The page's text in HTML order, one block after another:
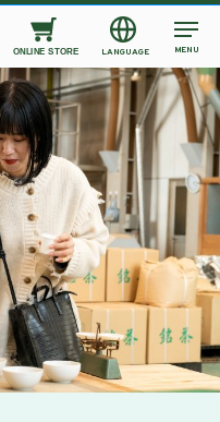
ONLINE STORE LANGUAGE MENU